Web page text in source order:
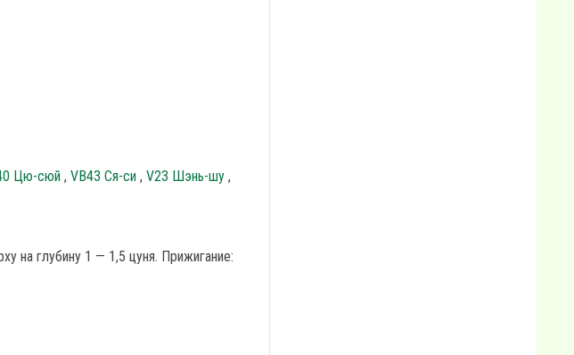
Цю-сюй , VB43 Ся-си , V23 Шэнь-шу ,
на глубину 1 — 1,5 цуня. Прижигание: